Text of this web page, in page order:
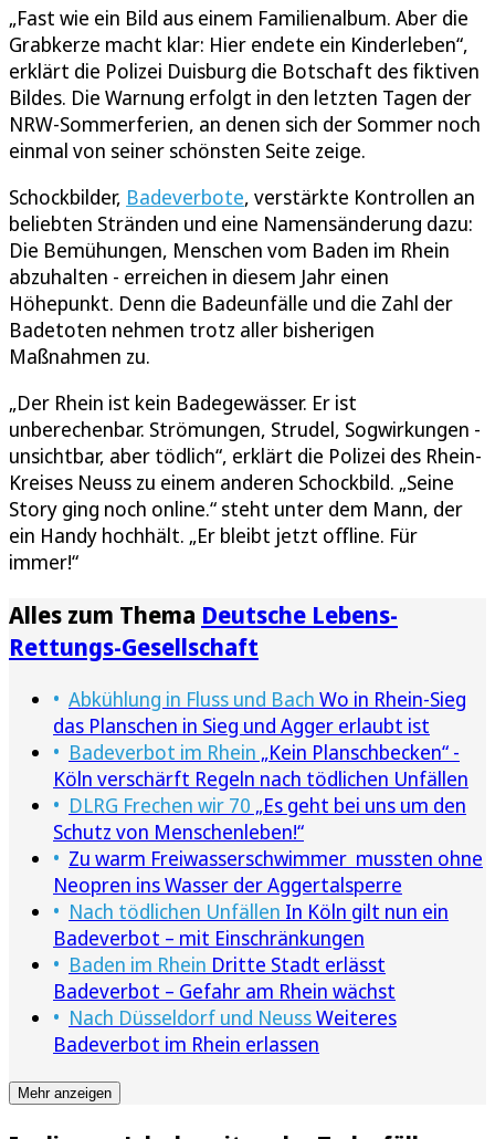
„Fast wie ein Bild aus einem Familienalbum. Aber die
Grabkerze macht klar: Hier endete ein Kinderleben“,
erklärt die Polizei Duisburg die Botschaft des fiktiven
Bildes. Die Warnung erfolgt in den letzten Tagen der
NRW-Sommerferien, an denen sich der Sommer noch
einmal von seiner schönsten Seite zeige.
Schockbilder, Badeverbote, verstärkte Kontrollen an
beliebten Stränden und eine Namensänderung dazu:
Die Bemühungen, Menschen vom Baden im Rhein
abzuhalten - erreichen in diesem Jahr einen
Höhepunkt. Denn die Badeunfälle und die Zahl der
Badetoten nehmen trotz aller bisherigen
Maßnahmen zu.
„Der Rhein ist kein Badegewässer. Er ist
unberechenbar. Strömungen, Strudel, Sogwirkungen -
unsichtbar, aber tödlich“, erklärt die Polizei des Rhein-
Kreises Neuss zu einem anderen Schockbild. „Seine
Story ging noch online.“ steht unter dem Mann, der
ein Handy hochhält. „Er bleibt jetzt offline. Für
immer!“
Alles zum Thema Deutsche Lebens-
Rettungs-Gesellschaft
Abkühlung in Fluss und Bach Wo in Rhein-Sieg
das Planschen in Sieg und Agger erlaubt ist
Badeverbot im Rhein „Kein Planschbecken“ -
Köln verschärft Regeln nach tödlichen Unfällen
DLRG Frechen wir 70 „Es geht bei uns um den
Schutz von Menschenleben!“
Zu warm Freiwasserschwimmer mussten ohne
Neopren ins Wasser der Aggertalsperre
Nach tödlichen Unfällen In Köln gilt nun ein
Badeverbot – mit Einschränkungen
Baden im Rhein Dritte Stadt erlässt
Badeverbot – Gefahr am Rhein wächst
Nach Düsseldorf und NeussWeiteres
Badeverbot im Rhein erlassen
Mehr anzeigen